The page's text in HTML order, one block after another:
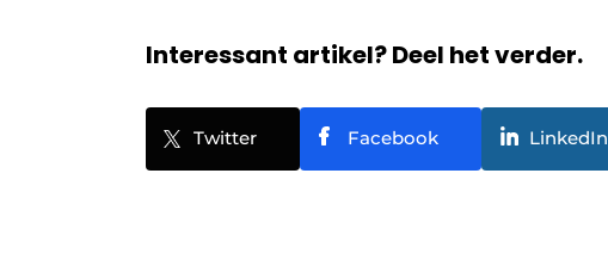
Interessant artikel? Deel het verder.
Twitter Facebook LinkedIn